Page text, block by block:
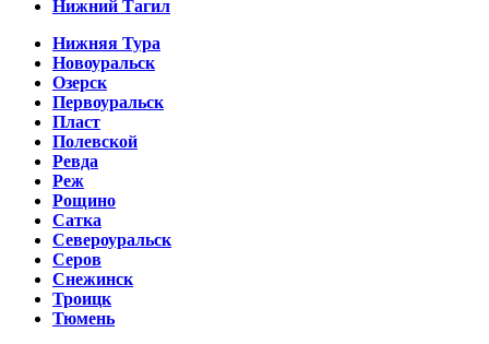
Нижний Тагил
Нижняя Тура
Новоуральск
Озерск
Первоуральск
Пласт
Полевской
Ревда
Реж
Рощино
Сатка
Североуральск
Серов
Снежинск
Троицк
Тюмень